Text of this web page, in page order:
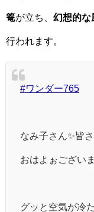
篭が立ち、 幻想的な
行われます。
#ワンダー765
なみ子さん✨️皆
おはよぉござい
グッと空気が冷